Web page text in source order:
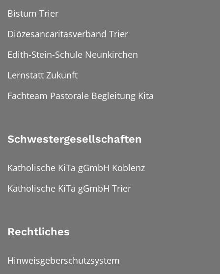
Bistum Trier
Diözesancaritasverband Trier
Edith-Stein-Schule Neunkirchen
Lernstatt Zukunft
Fachteam Pastorale Begleitung Kita
Schwestergesellschaften
Katholische KiTa gGmbH Koblenz
Katholische KiTa gGmbH Trier
Rechtliches
Hinweisgeberschutzsystem